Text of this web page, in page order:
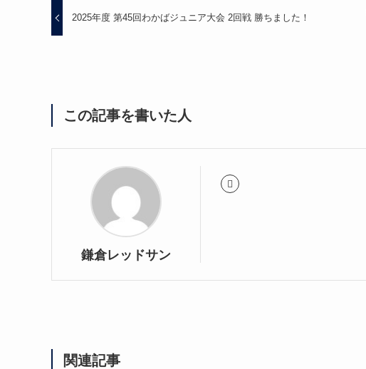
2025年度 第45回わかばジュニア大会 2回戦 勝ちました！
この記事を書いた人
鎌倉レッドサン
関連記事